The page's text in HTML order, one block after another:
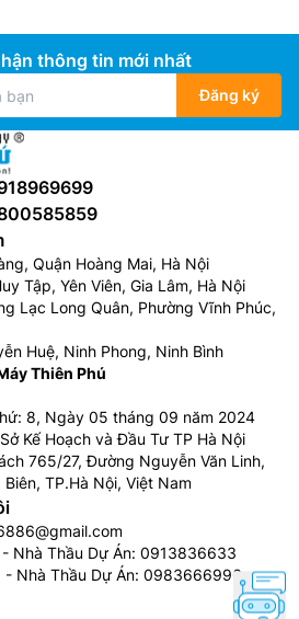
thông tin mới nhất
Đăng ký
Quận Hoàng Mai, Hà Nội
Tập, Yên Viên, Gia Lâm, Hà Nội
Lạc Long Quân, Phường Vĩnh Phúc,
Huệ, Ninh Phong, Ninh Bình
Thiên Phú
8, Ngày 05 tháng 09 năm 2024
Kế Hoạch và Đầu Tư TP Hà Nội
765/27, Đường Nguyễn Văn Linh,
TP.Hà Nội, Việt Nam
- Nhà Thầu Dự Án: 0913836633
- Nhà Thầu Dự Án: 0983666996